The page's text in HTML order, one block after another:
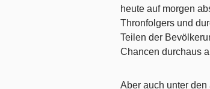
heute auf morgen
Thronfolgers und
Teilen der
Chancen durchaus
Aber auch unter